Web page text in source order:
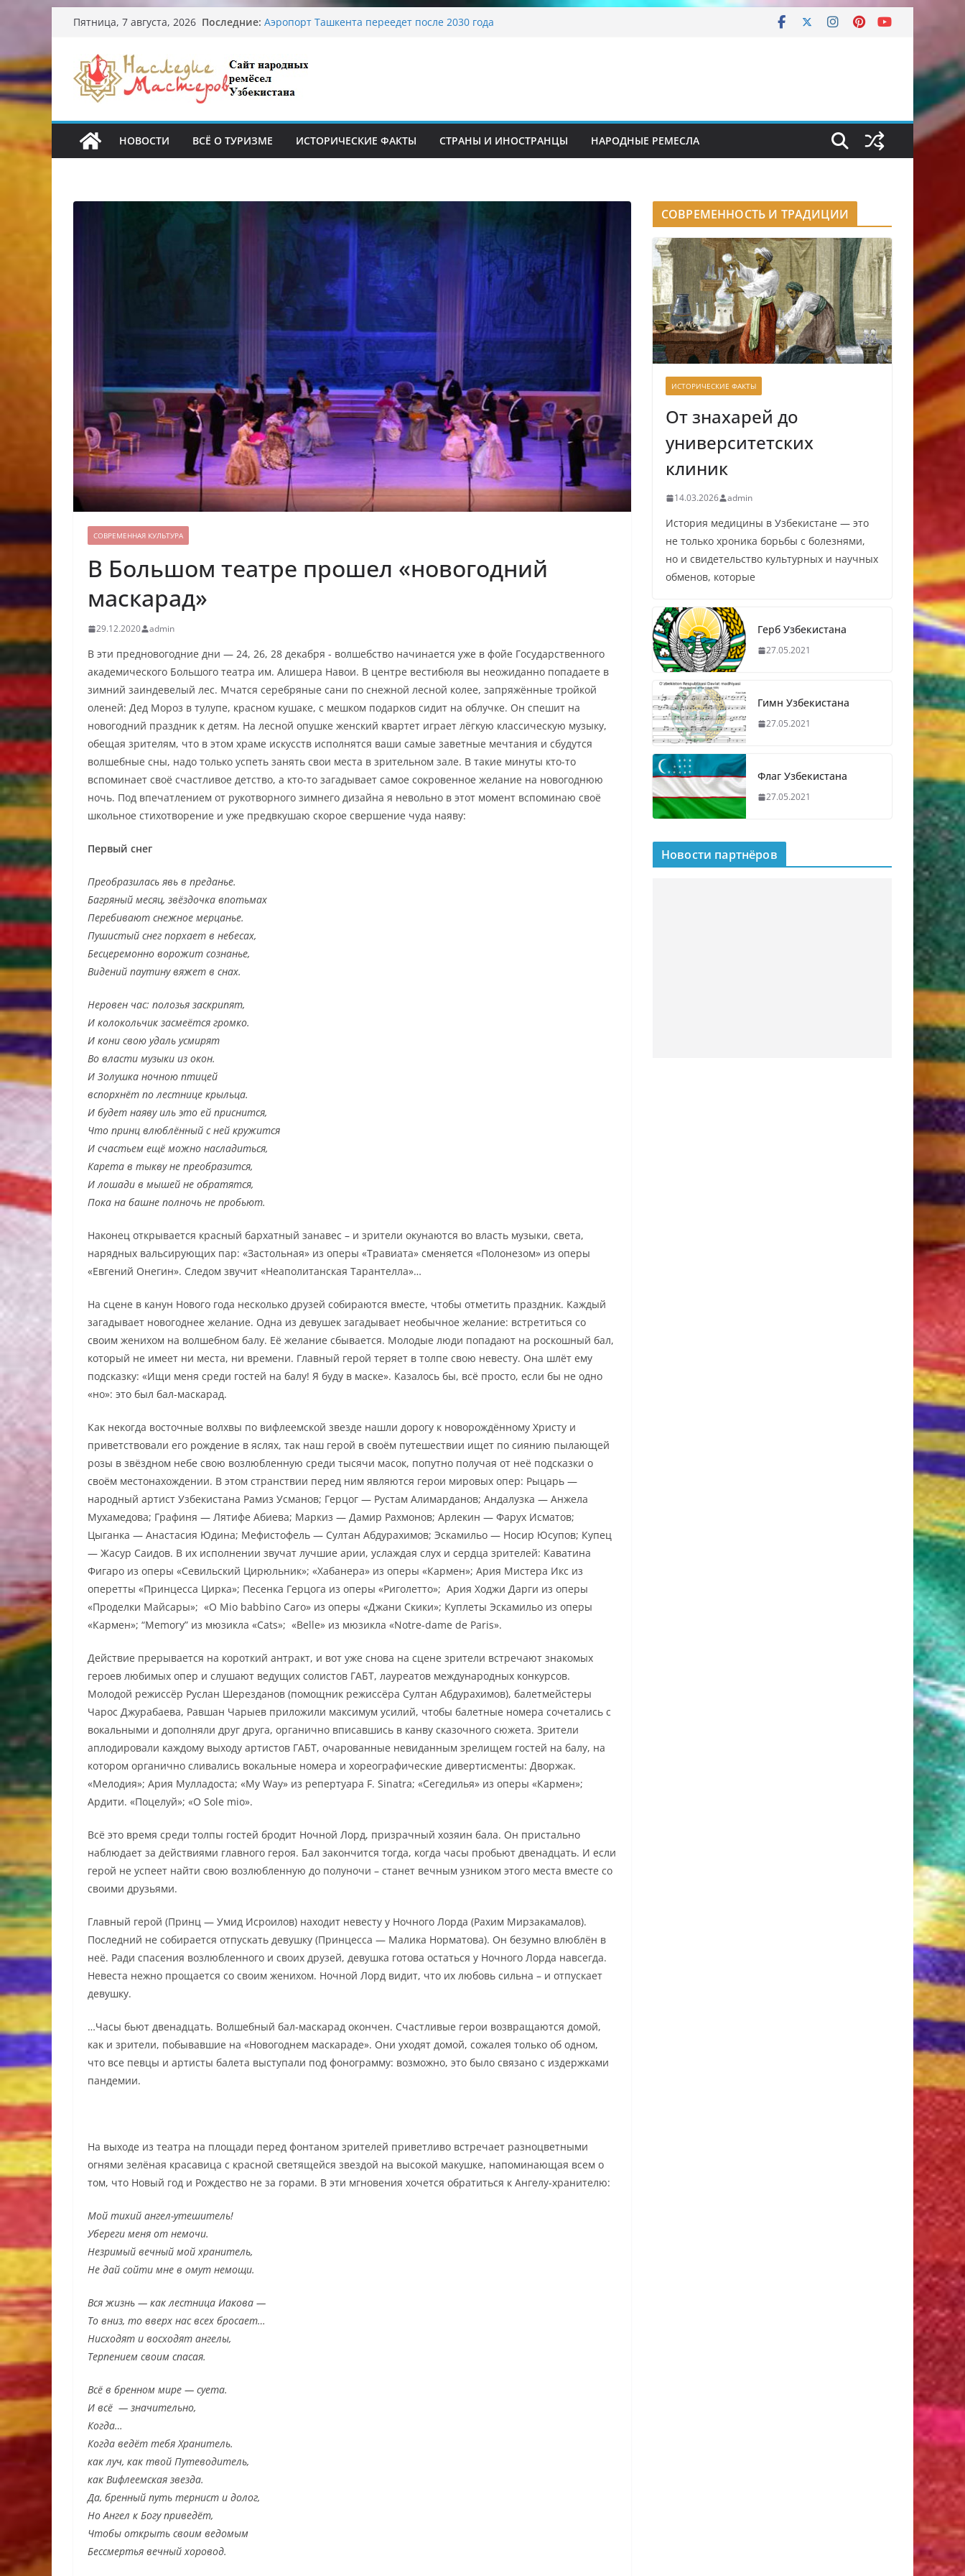
Перейти
содержимому
Пятница, 7 августа, 2026 Последние: Узбекские традиционные узоры: символика и
Опасная диета Алины Загитовой
От знахарей до университетских клиник
Обрушение на одном из ключевых перекрёстков
НОВОСТИ ВСЁ О ТУРИЗМЕ ИСТОРИЧЕСКИЕ ФАКТЫ СТРАНЫ И ИНОСТРАНЦЫ НАРОДНЫЕ РЕМЕСЛА
СОВРЕМЕННАЯ КУЛЬТУРА
В Большом театре прошел «новогодний
маскарад»
29.12.2020 admin
В эти предновогодние дни — 24, 26, 28 декабря ­- волшебство начинается уже в фойе Государственного
академического Большого театра им. Алишера Навои. В центре вестибюля вы неожиданно попадаете в
зимний заиндевелый лес. Мчатся серебряные сани по снежной лесной колее, запряжённые тройкой
оленей: Дед Мороз в тулупе, красном кушаке, с мешком подарков сидит на облучке. Он спешит на
новогодний праздник к детям. На лесной опушке женский квартет играет лёгкую классическую музыку,
обещая зрителям, что в этом храме искусств исполнятся ваши самые заветные мечтания и сбудутся
волшебные сны, надо только успеть занять свои места в зрительном зале. В такие минуты кто-то
вспоминает своё счастливое детство, а кто-то загадывает самое сокровенное желание на новогоднюю
ночь. Под впечатлением от рукотворного зимнего дизайна я невольно в этот момент вспоминаю своё
школьное стихотворение и уже предвкушаю скорое свершение чуда наяву:
Первый снег
Преобразилась явь в преданье.
Багряный месяц, звёздочка впотьмах
Перебивают снежное мерцанье.
Пушистый снег порхает в небесах,
Бесцеремонно ворожит сознанье,
Видений паутину вяжет в снах.
Неровен час: полозья заскрипят,
И колокольчик засмеётся громко.
И кони свою удаль усмирят
Во власти музыки из окон.
И Золушка ночною птицей
вспорхнёт по лестнице крыльца.
И будет наяву иль это ей приснится,
Что принц влюблённый с ней кружится
И счастьем ещё можно насладиться,
Карета в тыкву не преобразится,
И лошади в мышей не обратятся,
Пока на башне полночь не пробьют.
Наконец открывается красный бархатный занавес – и зрители окунаются во власть музыки, света,
нарядных вальсирующих пар: «Застольная» из оперы «Травиата» сменяется «Полонезом» из оперы
«Евгений Онегин». Следом звучит «Неаполитанская Тарантелла»…
На сцене в канун Нового года несколько друзей собираются вместе, чтобы отметить праздник. Каждый
загадывает новогоднее желание. Одна из девушек загадывает необычное желание: встретиться со
своим женихом на волшебном балу. Её желание сбывается. Молодые люди попадают на роскошный бал,
который не имеет ни места, ни времени. Главный герой теряет в толпе свою невесту. Она шлёт ему
подсказку: «Ищи меня среди гостей на балу! Я буду в маске». Казалось бы, всё просто, если бы не одно
«но»: это был бал-маскарад.
Как некогда восточные волхвы по вифлеемской звезде нашли дорогу к новорождённому Христу и
приветствовали его рождение в яслях, так наш герой в своём путешествии ищет по сиянию пылающей
розы в звёздном небе свою возлюбленную среди тысячи масок, попутно получая от неё подсказки о
своём местонахождении. В этом странствии перед ним являются герои мировых опер: Рыцарь —
народный артист Узбекистана Рамиз Усманов; Герцог — Рустам Алимарданов; Андалузка — Анжела
Мухамедова; Графиня — Лятифе Абиева; Маркиз — Дамир Рахмонов; Арлекин — Фарух Исматов;
Цыганка — Анастасия Юдина; Мефистофель — Султан Абдурахимов; Эскамильо — Носир Юсупов; Купец
— Жасур Саидов. В их исполнении звучат лучшие арии, услаждая слух и сердца зрителей: Каватина
Фигаро из оперы «Севильский Цирюльник»; «Хабанера» из оперы «Кармен»; Ария Мистера Икс из
оперетты «Принцесса Цирка»; Песенка Герцога из оперы «Риголетто»; Ария Ходжи Дарги из оперы
«Проделки Майсары»; «O Mio babbino Caro» из оперы «Джани Скики»; Куплеты Эскамильо из оперы
«Кармен»; “Memory” из мюзикла «Cats»; «Belle» из мюзикла «Notre-damе de Paris».
Действие прерывается на короткий антракт, и вот уже снова на сцене зрители встречают знакомых
героев любимых опер и слушают ведущих солистов ГАБТ, лауреатов международных конкурсов.
Молодой режиссёр Руслан Шерезданов (помощник режиссёра Султан Абдурахимов), балетмейстеры
Чарос Джурабаева, Равшан Чарыев приложили максимум усилий, чтобы балетные номера сочетались с
вокальными и дополняли друг друга, органично вписавшись в канву сказочного сюжета. Зрители
аплодировали каждому выходу артистов ГАБТ, очарованные невиданным зрелищем гостей на балу, на
котором органично сливались вокальные номера и хореографические дивертисменты: Дворжак.
«Мелодия»; Ария Мулладоста; «My Way» из репертуара F. Sinatra; «Сегедилья» из оперы «Кармен»;
Ардити. «Поцелуй»; «O Sole mio».
Всё это время среди толпы гостей бродит Ночной Лорд, призрачный хозяин бала. Он пристально
наблюдает за действиями главного героя. Бал закончится тогда, когда часы пробьют двенадцать. И если
герой не успеет найти свою возлюбленную до полуночи – станет вечным узником этого места вместе со
своими друзьями.
Главный герой (Принц — Умид Исроилов) находит невесту у Ночного Лорда (Рахим Мирзакамалов).
Последний не собирается отпускать девушку (Принцесса — Малика Норматова). Он безумно влюблён в
неё. Ради спасения возлюбленного и своих друзей, девушка готова остаться у Ночного Лорда навсегда.
Невеста нежно прощается со своим женихом. Ночной Лорд видит, что их любовь сильна – и отпускает
девушку.
…Часы бьют двенадцать. Волшебный бал-маскарад окончен. Счастливые герои возвращаются домой,
как и зрители, побывавшие на «Новогоднем маскараде». Они уходят домой, сожалея только об одном,
что все певцы и артисты балета выступали под фонограмму: возможно, это было связано с издержками
пандемии.
На выходе из театра на площади перед фонтаном зрителей приветливо встречает разноцветными
огнями зелёная красавица с красной светящейся звездой на высокой макушке, напоминающая всем о
том, что Новый год и Рождество не за горами. В эти мгновения хочется обратиться к Ангелу-хранителю:
Мой тихий ангел-утешитель!
Убереги меня от немочи.
Незримый вечный мой хранитель,
Не дай сойти мне в омут немощи.
Вся жизнь — как лестница Иакова —
То вниз, то вверх нас всех бросает…
Нисходят и восходят ангелы,
Терпением своим спасая.
Всё в бренном мире — суета.
И всё — значительно,
Когда…
Когда ведёт тебя Хранитель.
как луч, как твой Путеводитель,
как Вифлеемская звезда.
Да, бренный путь тернист и долог,
Но Ангел к Богу приведёт,
Чтобы открыть своим ведомым
Бессмертья вечный хоровод.
СОВРЕМЕННОСТЬ И ТРАДИЦИИ
ИСТОРИЧЕСКИЕ ФАКТЫ
От знахарей до
университетских
клиник
14.03.2026 admin
История медицины в Узбекистане — это
не только хроника борьбы с болезнями,
но и свидетельство культурных и научных
обменов, которые
Герб Узбекистана
27.05.2021
Гимн Узбекистана
27.05.2021
Флаг Узбекистана
27.05.2021
Новости партнёров